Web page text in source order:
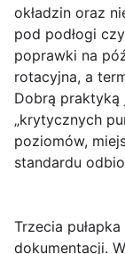
okładzin oraz
pod podłogi
poprawki na
rotacyjna, a
Dobrą praktyką
„krytycznych
poziomów,
standardu
Trzecia
dokumentacji.